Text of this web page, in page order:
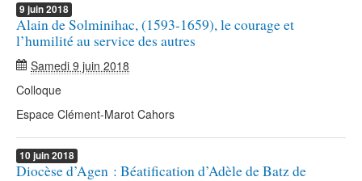
9 juin2018
Alain de Solminihac, (1593-1659), le courage et
l’humilité au service des autres
Samedi 9 juin 2018
Colloque
Espace Clément-Marot Cahors
10 juin2018
Diocèse d’Agen : Béatification d’Adèle de Batz de